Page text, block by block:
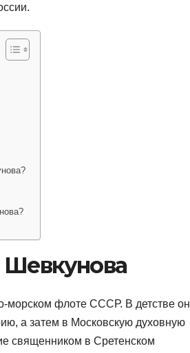
морском флоте СССР. В детстве он
а затем в Московскую духовную
священником в Сретенском